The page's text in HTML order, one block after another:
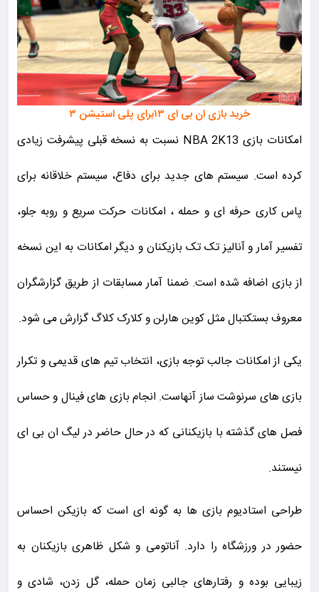
خرید بازی ان بی ای ۱۳برای پلی استیشن ۳
امکانات بازی NBA 2K13 نسبت به نسخه قبلی پیشرفت زیادی
کرده است. سیستم های جدید برای دفاع، سیستم خلاقانه برای
پاس کاری حرفه ای و حمله ، امکانات حرکت سریع و روبه جلو،
تفسیر آمار و آنالیز تک تک بازیکنان و دیگر امکانات به این نسخه
از بازی اضافه شده است. ضمنا آمار مسابقات از طریق گزارشگران
معروف بستکتبال مثل کوین هارلن و کلارک کلاگ گزارش می شود.
یکی از امکانات جالب توجه بازی، انتخاب تیم های قدیمی و تکرار
بازی های سرنوشت ساز آنهاست. انجام بازی های فینال و حساس
فصل های گذشته با بازیکنانی که در حال حاضر در لیگ ان بی ای
نیستند.
طراحی استادیوم بازی ها به گونه ای است که بازیکن احساس
حضور در ورزشگاه را دارد. آناتومی و شکل ظاهری بازیکنان به
زیبایی بوده و رفتارهای جالبی زمان حمله، گل زدن، شادی و